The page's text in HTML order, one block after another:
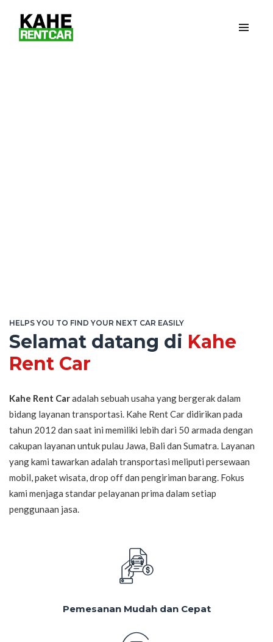
HELPS YOU TO FIND YOUR NEXT CAR EASILY
Selamat datang di Kahe
Rent Car
Kahe Rent Caradalah sebuah usaha yang bergerak dalam
bidang layanan transportasi. Kahe Rent Car didirikan pada
tahun 2012 dan saat ini memiliki lebih dari 50 armada dengan
cakupan layanan untuk pulau Jawa, Bali dan Sumatra. Layanan
yang kami tawarkan adalah transportasi meliputi persewaan
mobil, paket wisata, drop off dan pengiriman barang. Fokus
kami menjaga standar pelayanan prima dalam setiap
penggunaan jasa.
Pemesanan Mudah dan Cepat